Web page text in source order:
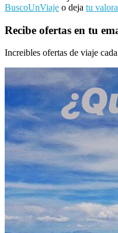
BuscoUnViaje o deja tu
Recibe ofertas en tu
Increibles ofertas de viaje cada